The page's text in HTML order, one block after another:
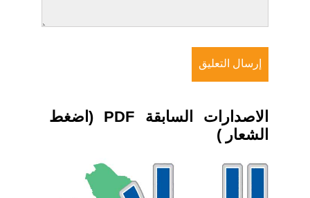
الاصدارات السابقة PDF (اضغط
الشعار )